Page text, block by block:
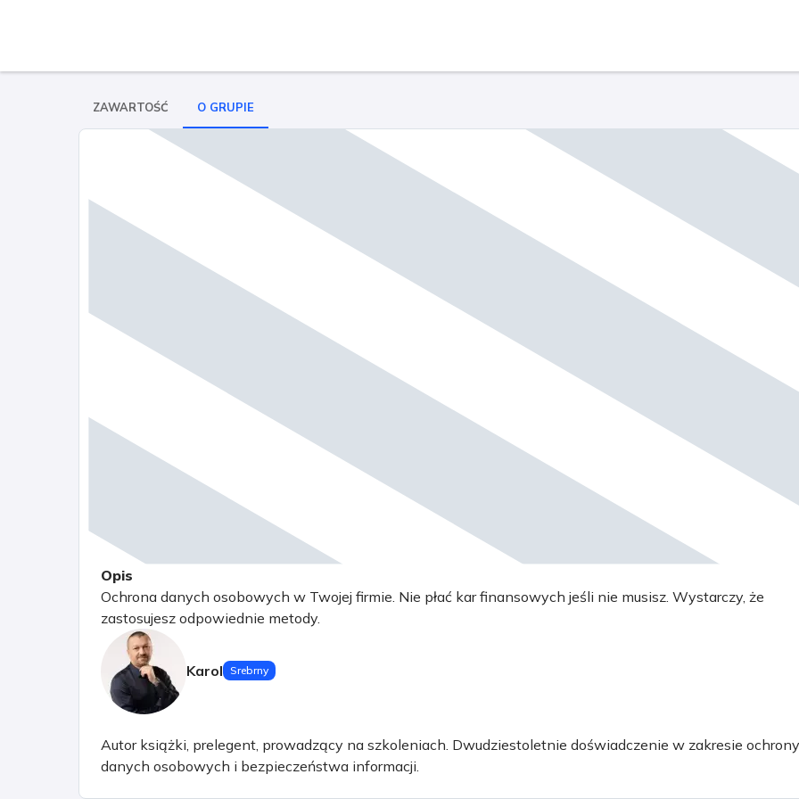
ZAWARTOŚĆ O GRUPIE
Opis
Ochrona danych osobowych w Twojej firmie. Nie płać kar finansowych jeśli nie musisz. Wystarczy, że
zastosujesz odpowiednie metody.
Karol Srebrny
Autor książki, prelegent, prowadzący na szkoleniach. Dwudziestoletnie doświadczenie w zakresie ochrony
danych osobowych i bezpieczeństwa informacji.